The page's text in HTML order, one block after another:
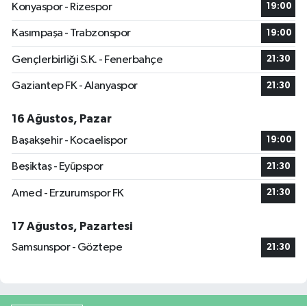
Konyaspor - Rizespor
19:00
Kasımpaşa - Trabzonspor 19:00
Gençlerbirliği S.K. - Fenerbahçe 21:30
Gaziantep FK - Alanyaspor 21:30
16 Ağustos, Pazar
Başakşehir - Kocaelispor
19:00
Beşiktaş - Eyüpspor 21:30
Amed - Erzurumspor FK 21:30
17 Ağustos, Pazartesi
Samsunspor - Göztepe
21:30